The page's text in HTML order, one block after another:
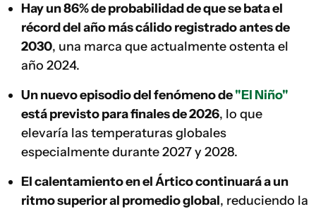
Hay un 86% de probabilidad de que se bata el
récord del año más cálido registrado antes de
2030, una marca que actualmente ostenta el
año 2024.
Un nuevo episodio del fenómeno de"El Niño"
está previsto para finales de 2026, lo que
elevaría las temperaturas globales
especialmente durante 2027 y 2028.
El calentamiento en el Ártico continuará a un
ritmo superior al promedio global, reduciendo la